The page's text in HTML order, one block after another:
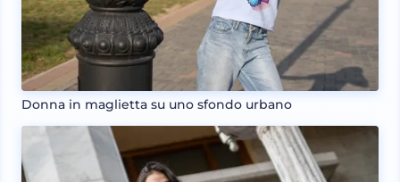
Donna in maglietta su uno sfondo urbano